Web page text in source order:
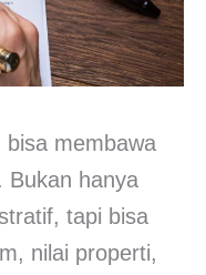
bisa membawa
Bukan hanya
tapi bisa
nilai properti,